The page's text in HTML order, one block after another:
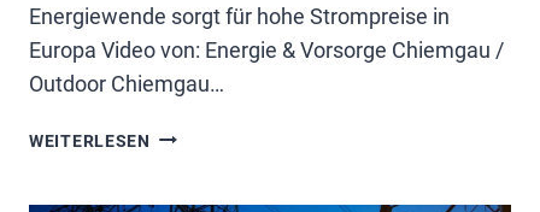
Energiewende sorgt für hohe Strompreise in
Europa Video von: Energie & Vorsorge Chiemgau /
Outdoor Chiemgau…
WEITERLESEN DUNKELFLAUTE